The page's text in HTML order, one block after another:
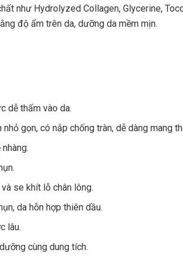
như Hydrolyzed Collagen, Glycerine,
độ ẩm trên da, dưỡng da mềm mịn.
dễ thấm vào da.
gọn, có nắp chống tràn, dễ dàng mang
se khít lỗ chân lông.
da hỗn hợp thiên dầu.
lâu.
cùng dung tích.